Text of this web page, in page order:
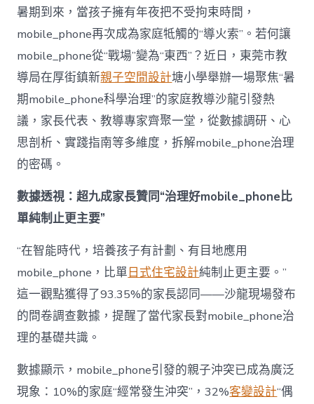
治
理
難
題？
讓
mobilJIUYI
俱
意
空
間
設
成
為
東
西”，
而
非
“家
庭
中
暑期到來，當孩子擁有年夜把不受拘束時間，
mobile_phone再次成為家庭牴觸的“導火索”。若何讓
mobile_phone從“戰場”變為“東西”？近日，東莞市教
導局在厚街鎮新親子空間設計塘小學舉辦一場聚焦“暑
期mobile_phone科學治理”的家庭教導沙龍引發熱
議，家長代表、教導專家齊聚一堂，從數據調研、心
思剖析、實踐指南等多維度，拆解mobile_phone治理
的密碼。
數據透視：超九成家長贊同“治理好mobile_phone比
單純制止更主要”
“在智能時代，培養孩子有計劃、有目地應用
mobile_phone，比單日式住宅設計純制止更主要。”
這一觀點獲得了93.35%的家長認同——沙龍現場發布
的問卷調查數據，提醒了當代家長對mobile_phone治
理的基礎共識。
數據顯示，mobile_phone引發的親子沖突已成為廣泛
現象：10%的家庭“經常發生沖突”，32%客變設計“偶